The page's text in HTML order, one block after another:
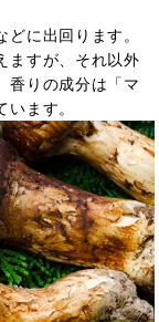
に出回ります。
ますが、それ以外
香りの成分は「マ
ます。